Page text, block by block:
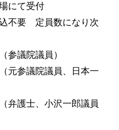
にて受付
定員数になり次
議院議員）
院議員、日本一
、小沢一郎議員